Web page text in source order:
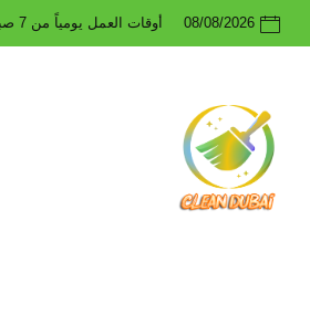
08/08/2026 أوقات العمل يومياً من 7 صباحاً إلى 12 ليلاً